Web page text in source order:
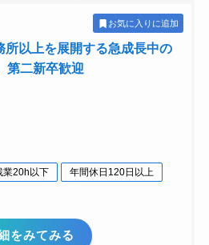
お気に入りに追加
所以上を展開する急成長中の
第二新卒歓迎
業20h以下
年間休日120日以上
をみてみる